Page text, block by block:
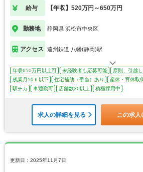
給与 【年収】520万円～650万円
勤務地 静岡県 浜松市中央区
アクセス 遠州鉄道 八幡(静岡)駅
年収650万円以上可 未経験者も応募可能
原則、引越
残業月10ｈ以下
住宅補助（手当）あり 産休・育休取
駅チカ
車通勤可 店舗数30以上 積極採用中
求人の詳細を見る この求人
更新日：2025年11月7日